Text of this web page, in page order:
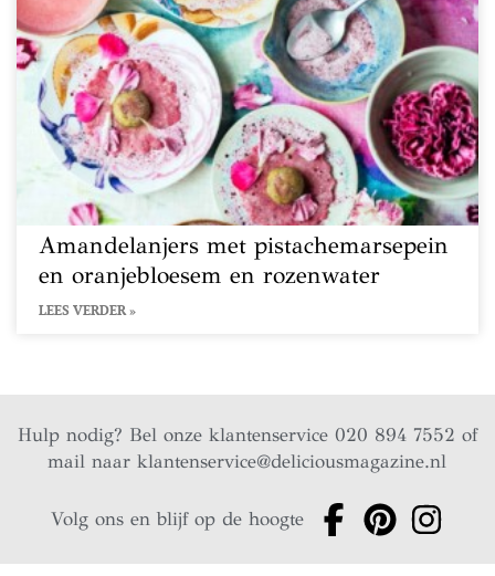
Amandelanjers met pistachemarsepein
en oranjebloesem en rozenwater
LEES VERDER »
Hulp nodig? Bel onze klantenservice 020 894 7552 of
mail naarklantenservice@deliciousmagazine.nl
Volg ons en blijf op de hoogte